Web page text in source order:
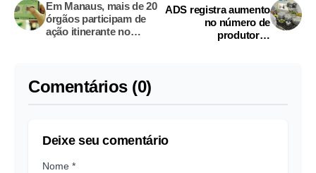
Em Manaus, mais de 20
órgãos participam de
ação itinerante no
ADS registra aumento
no número de
produtores
Comentários (0)
Deixe seu comentário
Nome *